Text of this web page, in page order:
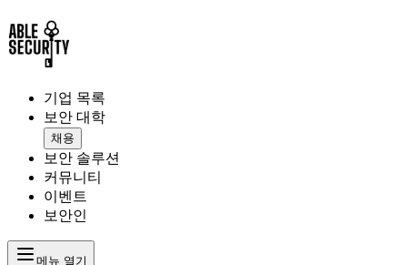
기업 목록
보안 대학
채용
보안 솔루션
커뮤니티
이벤트
보안인
메뉴 열기